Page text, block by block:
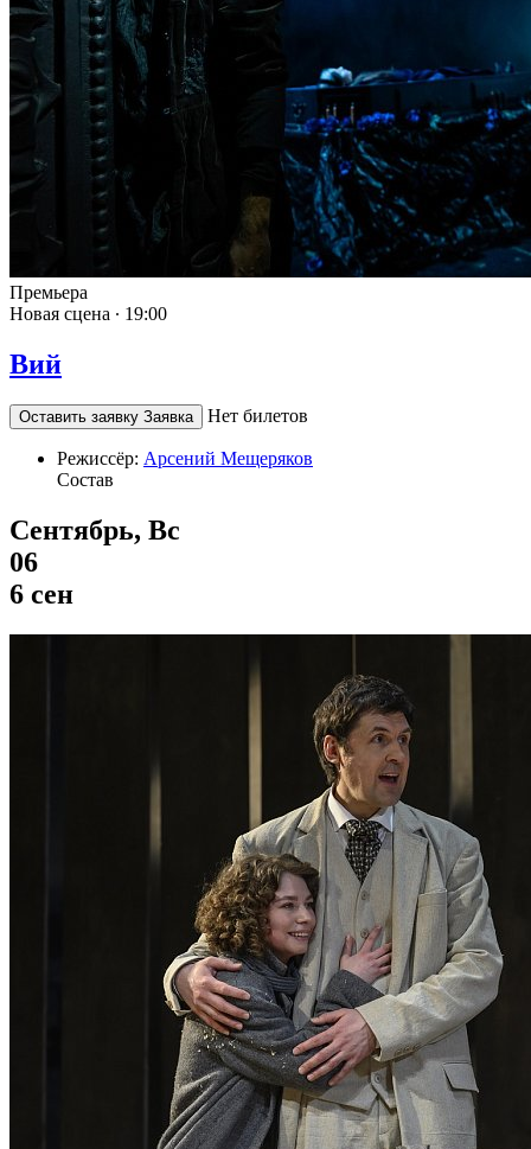
Премьера
Новая сцена ∙ 19:00
Вий
Оставить заявку Заявка Нет билетов
Режиссёр: Арсений Мещеряков
Состав
Сентябрь, Вс
06
6 сен